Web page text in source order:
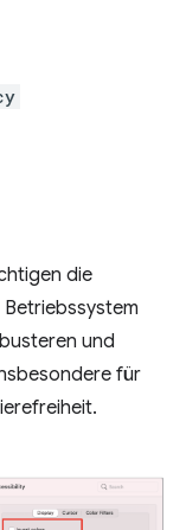
die
Betriebssystem
und
für